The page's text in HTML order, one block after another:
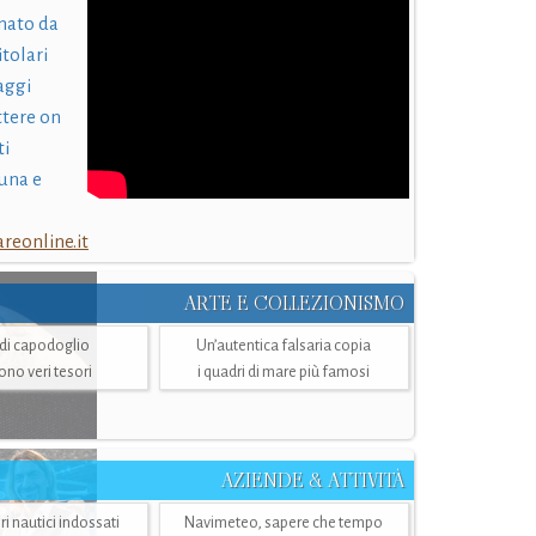
da
on
e
ARTE E COLLEZIONISMO
capodoglio
veri tesori
Un’autentica falsaria copia
i quadri di mare più famosi
AZIENDE & ATTIVITÀ
nautici indossati Navimeteo, sapere che tempo